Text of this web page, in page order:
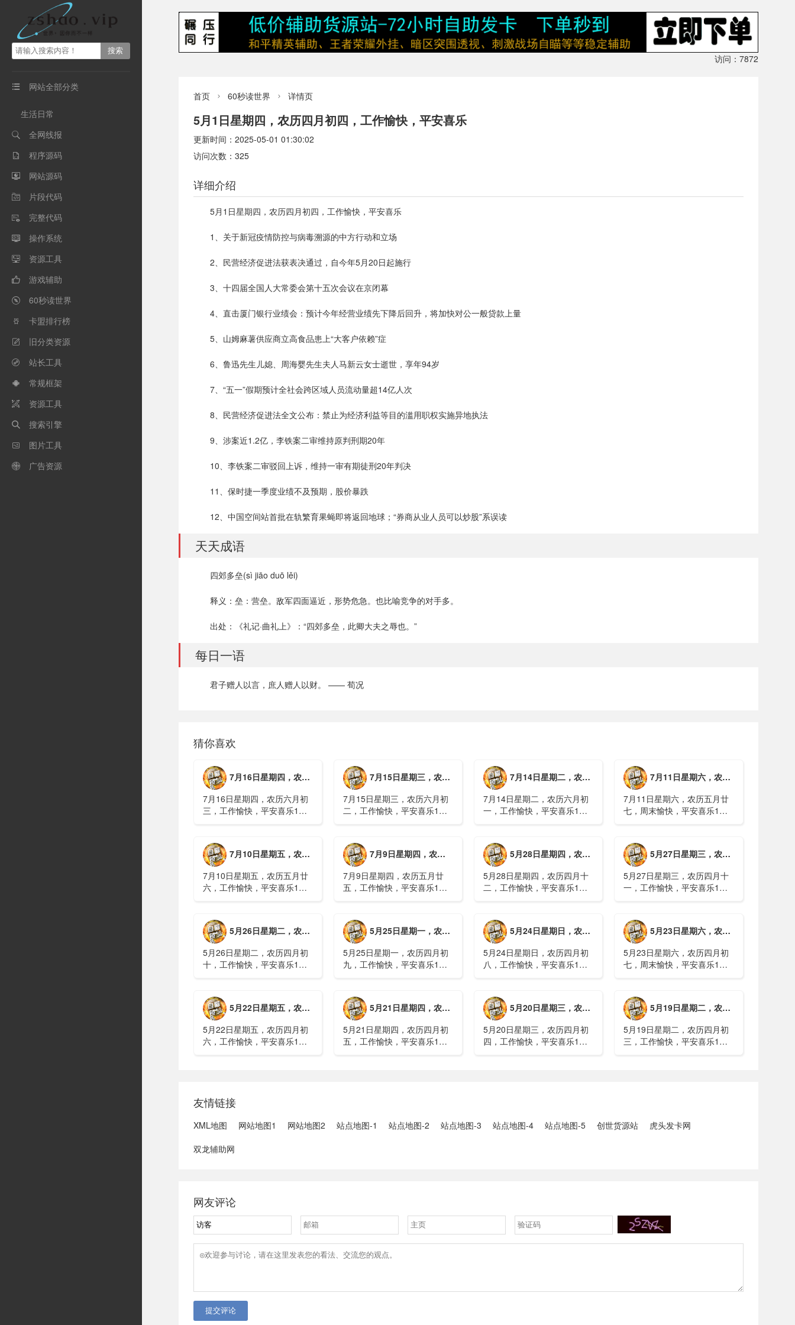
 网站全部分类
生活日常
 全网线报
 程序源码
 网站源码
 片段代码
 完整代码
 操作系统
 资源工具
 游戏辅助
 60秒读世界
 卡盟排行榜
 旧分类资源
 站长工具
 常规框架
 资源工具
 搜索引擎
 图片工具
 广告资源
访问：7872
首页  60秒读世界  详情页
5月1日星期四，农历四月初四，工作愉快，平安喜乐
更新时间：2025-05-01 01:30:02
访问次数：325
详细介绍
5月1日星期四，农历四月初四，工作愉快，平安喜乐
1、关于新冠疫情防控与病毒溯源的中方行动和立场
2、民营经济促进法获表决通过，自今年5月20日起施行
3、十四届全国人大常委会第十五次会议在京闭幕
4、直击厦门银行业绩会：预计今年经营业绩先下降后回升，将加快对公一般贷款上量
5、山姆麻薯供应商立高食品患上“大客户依赖”症
6、鲁迅先生儿媳、周海婴先生夫人马新云女士逝世，享年94岁
7、“五一”假期预计全社会跨区域人员流动量超14亿人次
8、民营经济促进法全文公布：禁止为经济利益等目的滥用职权实施异地执法
9、涉案近1.2亿，李铁案二审维持原判刑期20年
10、李铁案二审驳回上诉，维持一审有期徒刑20年判决
11、保时捷一季度业绩不及预期，股价暴跌
12、中国空间站首批在轨繁育果蝇即将返回地球；“券商从业人员可以炒股”系误读
天天成语
四郊多垒(sì jiāo duō lěi)
释义：垒：营垒。敌军四面逼近，形势危急。也比喻竞争的对手多。
出处：《礼记·曲礼上》：“四郊多垒，此卿大夫之辱也。”
每日一语
君子赠人以言，庶人赠人以财。 —— 荀况
猜你喜欢
7月16日星期四，农历六月初三，工作愉快，平安喜乐
7月16日星期四，农历六月初
三，工作愉快，平安喜乐1、
伊战争或升级，特朗普召集会
议讨论大规模进攻3、深圳一
商住楼加装......
7月15日星期三，农历六月初二，工作愉快，平安喜乐
7月15日星期三，农历六月初
二，工作愉快，平安喜乐1、
案2、全球首款实体瘤CAR-T
细胞治疗走向临床，上海多家
医院开......
7月14日星期二，农历六月初一，工作愉快，平安喜乐
7月14日星期二，农历六月初
一，工作愉快，平安喜乐1、
停业2、广西梧州万秀区：累
计发现登革热病例228例，已
治愈出院1......
7月11日星期六，农历五月廿七，周末愉快，平安喜乐
7月11日星期六，农历五月廿
七，周末愉快，平安喜乐1、
8000多人被困，总台记者徒步
近6小时抵达乡政府3、上海发
布海......
7月10日星期五，农历五月廿六，工作愉快，平安喜乐
7月10日星期五，农历五月廿
六，工作愉快，平安喜乐1、
山体滑坡：21名林场工人遇
难，年龄最长者近6旬3、近亿
元高标......
7月9日星期四，农历五月廿五，工作愉快，平安喜乐
7月9日星期四，农历五月廿
五，工作愉快，平安喜乐1、
家科技进步一等奖！同济大学
为纳米制造铸就“精准标尺”3、
四川宜宾高......
5月28日星期四，农历四月十二，工作愉快，平安喜乐
5月28日星期四，农历四月十
二，工作愉快，平安喜乐1、
果(金)埃博拉疫情仍处于暴发
初期，主要传播方式为体液接
触3、......
5月27日星期三，农历四月十一，工作愉快，平安喜乐
5月27日星期三，农历四月十
一，工作愉快，平安喜乐1、
2、媒体：重庆永川一村会计
打电话叫醒乡亲后失联，遗体
被找到确认遇难......
5月26日星期二，农历四月初十，工作愉快，平安喜乐
5月26日星期二，农历四月初
十，工作愉快，平安喜乐1、
15年2、神舟二十三号载人飞
船与空间站组合体完成自主快
速交会对接......
5月25日星期一，农历四月初九，工作愉快，平安喜乐
5月25日星期一，农历四月初
九，工作愉快，平安喜乐1、
接2、山洪等地质灾害风险
大，重庆永川连续暴雨已致17
人失联，1人......
5月24日星期日，农历四月初八，工作愉快，平安喜乐
5月24日星期日，农历四月初
八，工作愉快，平安喜乐1、
一煤矿爆炸已致8人死亡，井
下38人正在全力搜救3、张国
清赶赴山......
5月23日星期六，农历四月初七，周末愉快，平安喜乐
5月23日星期六，农历四月初
七，周末愉快，平安喜乐1、
常住地提供基本公共服务的实
施意见》2、珠江流域进入“龙
舟水”降雨......
5月22日星期五，农历四月初六，工作愉快，平安喜乐
5月22日星期五，农历四月初
六，工作愉快，平安喜乐1、
3、司法部：......
5月21日星期四，农历四月初五，工作愉快，平安喜乐
5月21日星期四，农历四月初
五，工作愉快，平安喜乐1、
5月20日星期三，农历四月初四，工作愉快，平安喜乐
5月20日星期三，农历四月初
四，工作愉快，平安喜乐1、
5月19日星期二，农历四月初三，工作愉快，平安喜乐
5月19日星期二，农历四月初
三，工作愉快，平安喜乐1、
友情链接
XML地图 网站地图1 网站地图2 站点地图-1 站点地图-2 站点地图-3 站点地图-4 站点地图-5 创世货源站
虎头发卡网
双龙辅助网
网友评论
提交评论